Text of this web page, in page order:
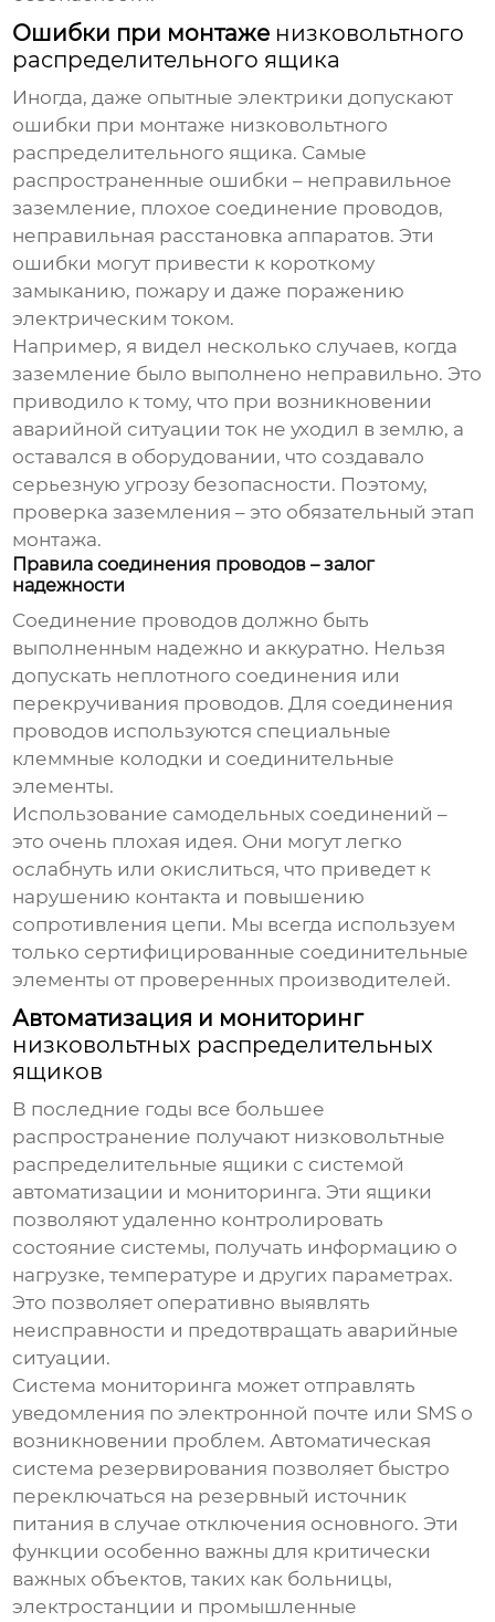
Ошибки при монтаже низковольтного
распределительного ящика
Иногда, даже опытные электрики допускают
ошибки при монтаже низковольтного
распределительного ящика. Самые
распространенные ошибки – неправильное
заземление, плохое соединение проводов,
неправильная расстановка аппаратов. Эти
ошибки могут привести к короткому
замыканию, пожару и даже поражению
электрическим током.
Например, я видел несколько случаев, когда
заземление было выполнено неправильно. Это
приводило к тому, что при возникновении
аварийной ситуации ток не уходил в землю, а
оставался в оборудовании, что создавало
серьезную угрозу безопасности. Поэтому,
проверка заземления – это обязательный этап
монтажа.
Правила соединения проводов – залог
надежности
Соединение проводов должно быть
выполненным надежно и аккуратно. Нельзя
допускать неплотного соединения или
перекручивания проводов. Для соединения
проводов используются специальные
клеммные колодки и соединительные
элементы.
Использование самодельных соединений –
это очень плохая идея. Они могут легко
ослабнуть или окислиться, что приведет к
нарушению контакта и повышению
сопротивления цепи. Мы всегда используем
только сертифицированные соединительные
элементы от проверенных производителей.
Автоматизация и мониторинг
низковольтных распределительных
ящиков
В последние годы все большее
распространение получают низковольтные
распределительные ящики с системой
автоматизации и мониторинга. Эти ящики
позволяют удаленно контролировать
состояние системы, получать информацию о
нагрузке, температуре и других параметрах.
Это позволяет оперативно выявлять
неисправности и предотвращать аварийные
ситуации.
Система мониторинга может отправлять
уведомления по электронной почте или SMS о
возникновении проблем. Автоматическая
система резервирования позволяет быстро
переключаться на резервный источник
питания в случае отключения основного. Эти
функции особенно важны для критически
важных объектов, таких как больницы,
электростанции и промышленные